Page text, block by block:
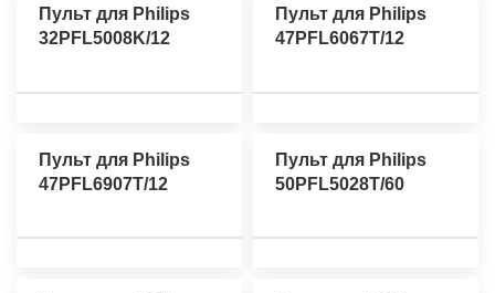
Пульт для Philips
32PFL5008K/12
Пульт для Philips
47PFL6067T/12
Пульт для Philips
47PFL6907T/12
Пульт для Philips
50PFL5028T/60